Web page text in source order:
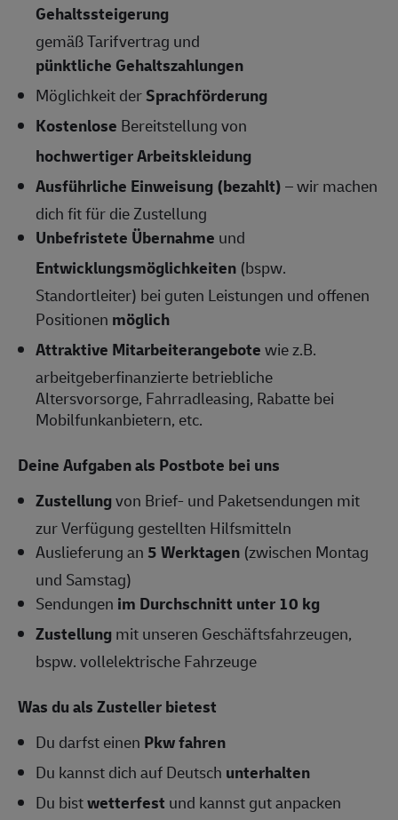
Gehaltssteigerung
gemäß Tarifvertrag und
pünktliche Gehaltszahlungen
Möglichkeit derSprachförderung
Kostenlose Bereitstellung von
hochwertiger Arbeitskleidung
Ausführliche Einweisung (bezahlt)– wir machen
dich fit für die Zustellung
Unbefristete Übernahme und
Entwicklungsmöglichkeiten (bspw.
Standortleiter) bei guten Leistungen und offenen
Positionen möglich
Attraktive Mitarbeiterangebotewie z.B.
arbeitgeberfinanzierte betriebliche
Altersvorsorge, Fahrradleasing, Rabatte bei
Mobilfunkanbietern, etc.
Deine Aufgaben als Postbote bei uns
Zustellungvon Brief- und Paketsendungen mit
zur Verfügung gestellten Hilfsmitteln
Auslieferung an5 Werktagen (zwischen Montag
und Samstag)
Sendungen im Durchschnitt unter 10 kg
Zustellungmit unseren Geschäftsfahrzeugen,
bspw. vollelektrische Fahrzeuge
Was du als Zusteller bietest
Du darfst einen Pkw fahren
Du kannst dich auf Deutsch unterhalten
Du bistwetterfest und kannst gut anpacken